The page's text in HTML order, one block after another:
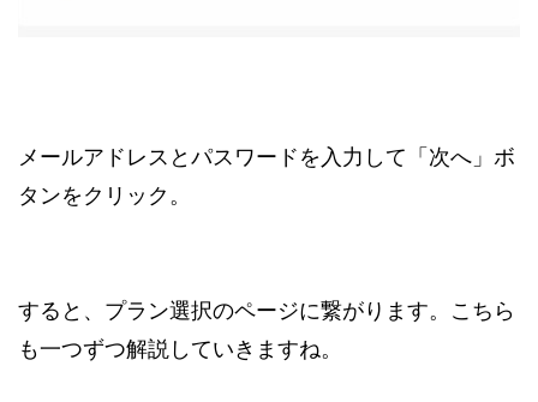
メールアドレスとパスワードを入力して「次へ」ボ
タンをクリック。
すると、プラン選択のページに繋がります。こちら
も一つずつ解説していきますね。